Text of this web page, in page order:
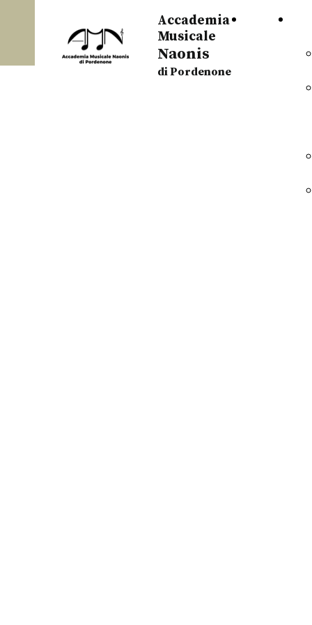
Accademia
Musicale
Naonis
di Pordenone
HOME